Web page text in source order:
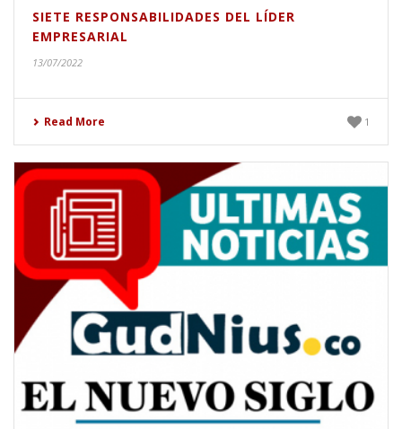
SIETE RESPONSABILIDADES DEL LÍDER
EMPRESARIAL
13/07/2022
Read More 1